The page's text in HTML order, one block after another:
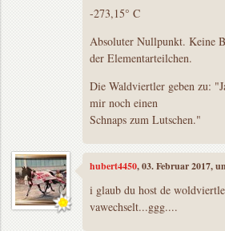
-273,15° C
Absoluter Nullpunkt. Keine
der Elementarteilchen.
Die Waldviertler geben zu:
mir noch einen
Schnaps zum Lutschen."
hubert4450, 03. Februar 2017,
i glaub du host de
vawechselt...ggg....